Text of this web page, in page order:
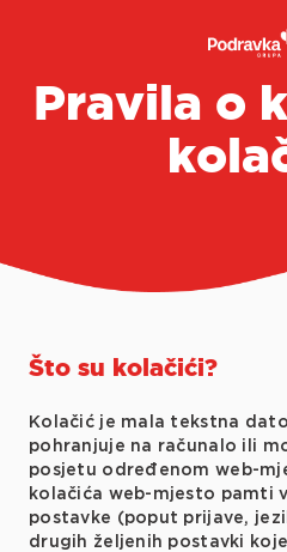
Pravila o
Što su kolačići?
Kolačić je mala tekstna
pohranjuje na računalo ili
posjetu određenom web-
kolačića web-mjesto pamti
postavke (poput prijave,
drugih željenih postavki